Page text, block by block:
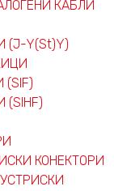
КАБЛИ
(J-Y(St)Y)
КОНЕКТОРИ